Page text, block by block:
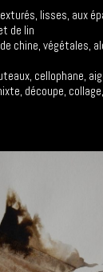
lisses, aux
de lin
de chine, végétales,
cellophane,
découpe,